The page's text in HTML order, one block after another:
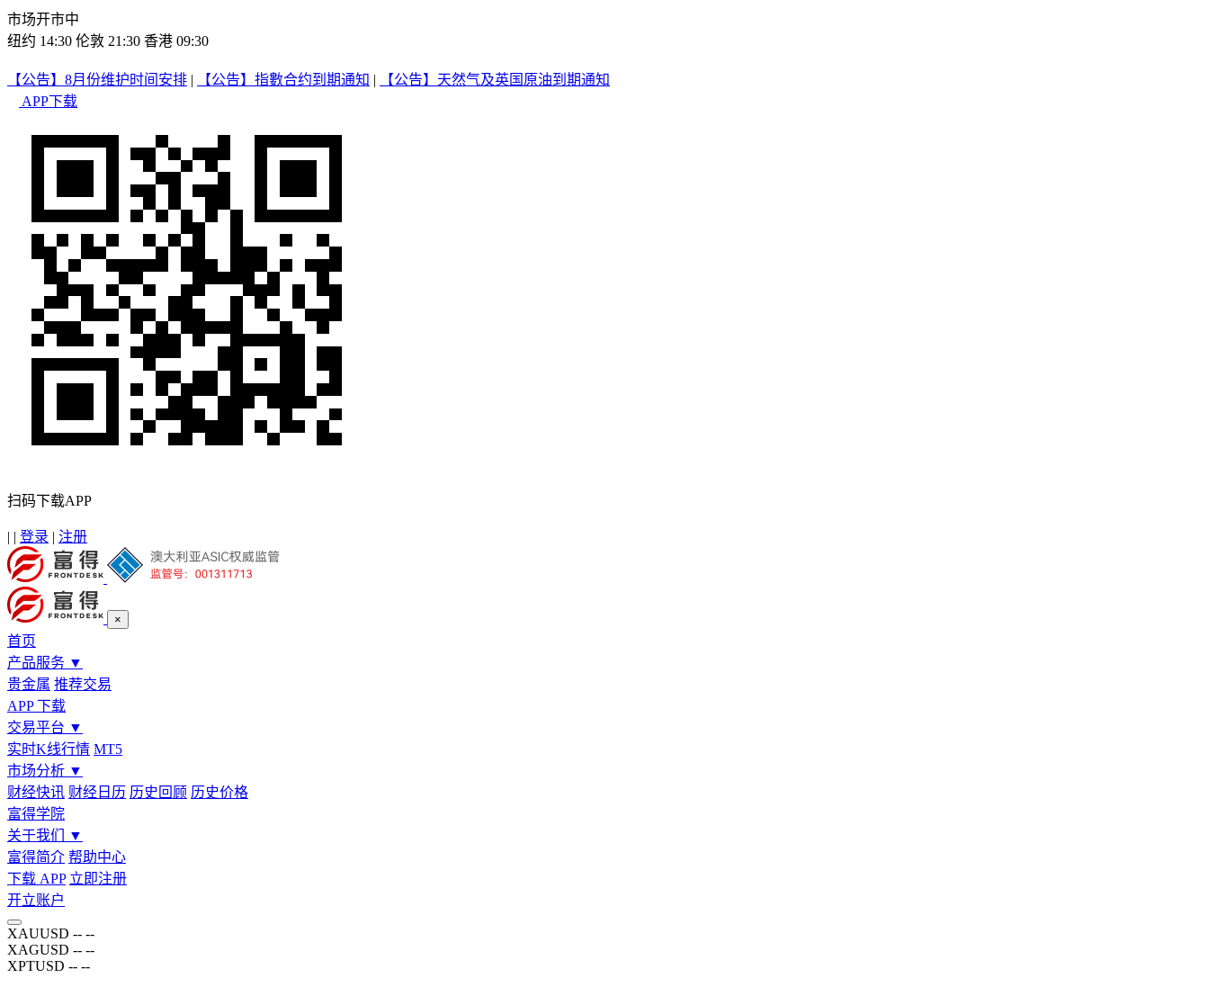
市场开市中
纽约 14:30 伦敦 21:30 香港 09:30
【公告】8月份维护时间安排 | 【公告】指數合约到期通知 |
【公告】天然气及英国原油到期通知
APP下载
扫码下载APP
| | 登录 | 注册
×
首页
产品服务 ▼
贵金属 推荐交易
APP 下载
交易平台 ▼
实时K线行情 MT5
市场分析 ▼
财经快讯 财经日历 历史回顾 历史价格
富得学院
关于我们
▼
富得简介 帮助中心
下载 APP 立即注册
开立账户
XAUUSD -- --
XAGUSD -- --
XPTUSD -- --